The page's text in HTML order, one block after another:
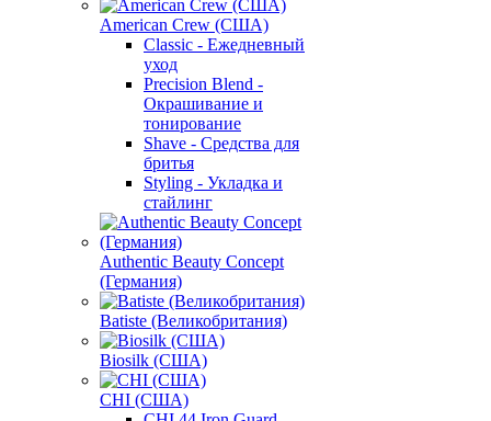
American Crew (США)
Classic - Ежедневный
уход
Precision Blend -
Окрашивание и
тонирование
Shave - Средства для
бритья
Styling - Укладка и
стайлинг
Authentic Beauty Concept
(Германия)
Batiste (Великобритания)
Biosilk (США)
CHI (США)